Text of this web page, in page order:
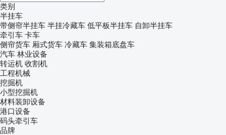
类别
半挂车
带侧帘半挂车 半挂冷藏车 低平板半挂车 自卸半挂车
牵引车 卡车
侧帘货车 厢式货车 冷藏车 集装箱底盘车
汽车 林业设备
转运机 收割机
工程机械
挖掘机
小型挖掘机
材料装卸设备
港口设备
码头牵引车
品牌